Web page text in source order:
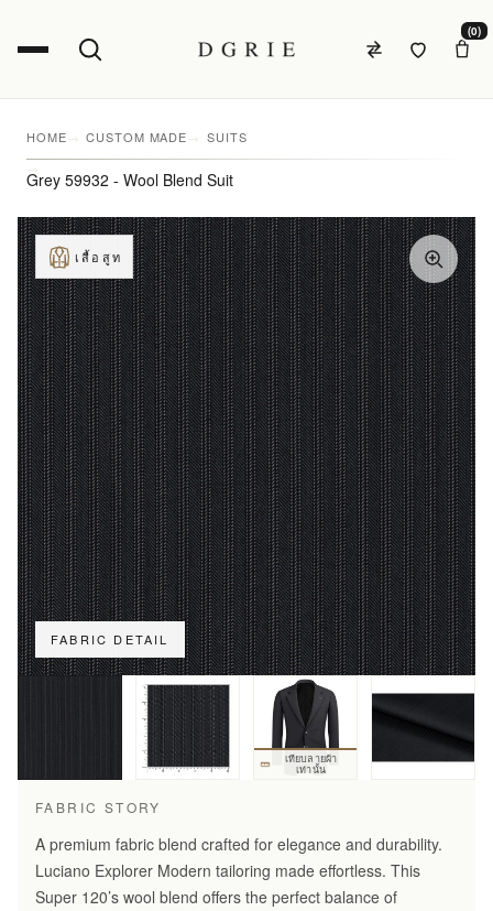
(0)
HOME CUSTOM MADE SUITS
Grey 59932 - Wool Blend Suit
FABRIC DETAIL
เสื้อสูท
เทียบลายผ้า
เท่านั้น
FABRIC STORY
A premium fabric blend crafted for elegance and durability.
Luciano Explorer Modern tailoring made effortless. This
Super 120’s wool blend offers the perfect balance of